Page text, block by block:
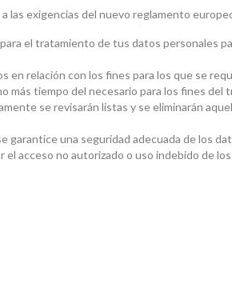
las exigencias del nuevo reglamento
el tratamiento de tus datos personales
relación con los fines para los que se
más tiempo del necesario para los fines del
se revisarán listas y se eliminarán
garantice una seguridad adecuada de los
acceso no autorizado o uso indebido de